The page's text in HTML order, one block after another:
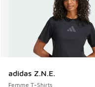
adidas Z.N.E.
Femme T-Shirts